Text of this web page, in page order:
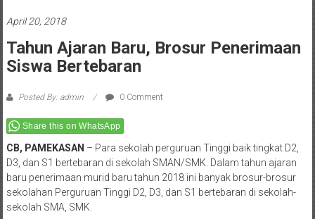
April 20, 2018
Tahun Ajaran Baru, Brosur Penerimaan
Siswa Bertebaran
Posted By: admin 0 Comment
Share this on WhatsApp
CB, PAMEKASAN – Para sekolah perguruan Tinggi baik tingkat D2,
D3, dan S1 bertebaran di sekolah SMAN/SMK. Dalam tahun ajaran
baru penerimaan murid baru tahun 2018 ini banyak brosur-brosur
sekolahan Perguruan Tinggi D2, D3, dan S1 bertebaran di sekolah-
sekolah SMA, SMK.